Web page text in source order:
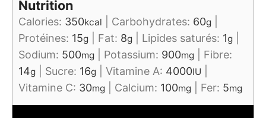
Nutrition
Calories: 350kcal Carbohydrates: 60g
Protéines: 15g Fat: 8g Lipides saturés: 1g
Sodium: 500mg Potassium: 900mg
Fibre:
14g Sucre: 16g Vitamine A: 4000IU
Vitamine C: 30mg Calcium: 100mg Fer: 5mg